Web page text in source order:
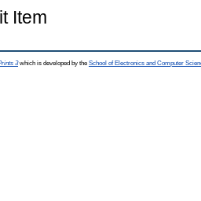
Item
3which is developed by the School of Electronics and Computer